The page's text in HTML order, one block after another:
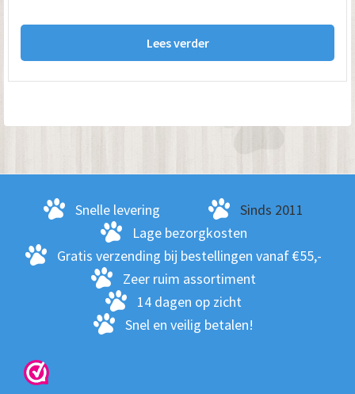
Lees verder
Snelle levering
Sinds 2011
Lage bezorgkosten
Gratis verzending bij bestellingen vanaf €55,-
Zeer ruim assortiment
14 dagen op zicht
Snel en veilig betalen!